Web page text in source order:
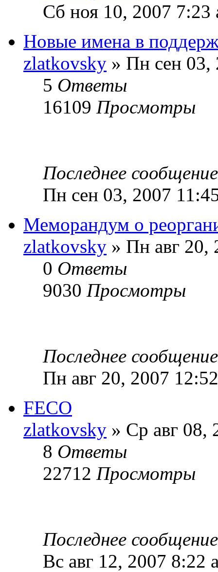
Сб ноя 10, 2007 7:23
Новые имена в
zlatkovsky » Пн сен 03,
5 Ответы
16109 Просмотры
Последнее
Пн сен 03, 2007
Меморандум о
zlatkovsky » Пн авг 20,
0 Ответы
9030 Просмотры
Последнее
Пн авг 20, 2007
FECO
zlatkovsky » Ср авг 08,
8 Ответы
22712 Просмотры
Последнее
Вс авг 12, 2007 8:22